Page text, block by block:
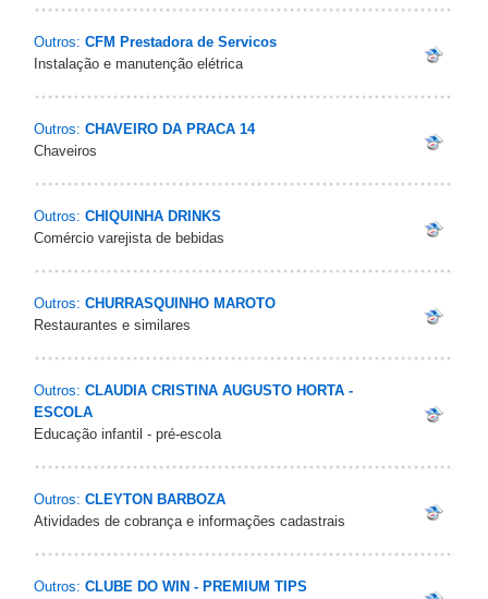
Outros: CFM Prestadora de Servicos
Instalação e manutenção elétrica
Outros: CHAVEIRO DA PRACA 14
Chaveiros
Outros: CHIQUINHA DRINKS
Comércio varejista de bebidas
Outros: CHURRASQUINHO MAROTO
Restaurantes e similares
Outros: CLAUDIA CRISTINA AUGUSTO HORTA -
ESCOLA
Educação infantil - pré-escola
Outros: CLEYTON BARBOZA
Atividades de cobrança e informações cadastrais
Outros: CLUBE DO WIN - PREMIUM TIPS